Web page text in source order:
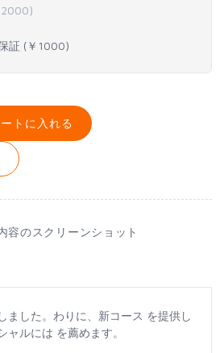
2000)
証 (￥ 1000)
トに入れる
容のスクリーンショット
ました。わりに、新コース を提供し
ャルには を薦めます。